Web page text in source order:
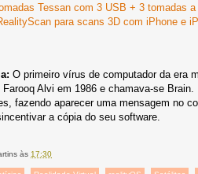
Tessan com 3 USB + 3 tomadas a
para scans 3D com iPhone e
O primeiro vírus de computador da era
Alvi em 1986 e chamava-se
fazendo aparecer uma mensagem no
a cópia do seu software.
às 17:30